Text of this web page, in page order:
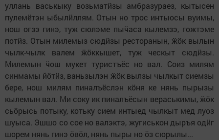
уллань васькыку возьматӥзы амбразураез, кытысен
пулемётэн ыбылӥллям. Отын но трос интыосы вуимы,
нош огзэ гинэ, туж сюлэме пыӵаса кылемзэ, гожтэме
потӥз. Отын милемыз сюдӥзы ресторанын, ӝӧк вылын
чылк-чылк валем ӝӧккышет, туж ческыт сюдӥзы.
Милемын ӵош мукет туристъёс но вал. Соиз милям
синмамы йӧтӥз, ваньзылэн ӝӧк вылзы чылкыт сиемзы
бере, нош милям пиналъёслэн кӧня ке нянь пырызы
кылемын вал. Ми соку ик пиналъёсын вераськимы, ӝӧк
сьӧрысь потыку, котьку сием интыед чылкыт мед луоз
шуыса. Эшшо со сое но валэктэ, жугиськон дыръя одӥг
шорем нянь гинэ ӧвӧл, нянь пыры но ӧз сюрылы...